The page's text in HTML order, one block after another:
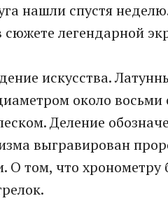
нашли спустя
легендарной
искусства.
около восьми
Деление
выгравирован
О том, что хронометру